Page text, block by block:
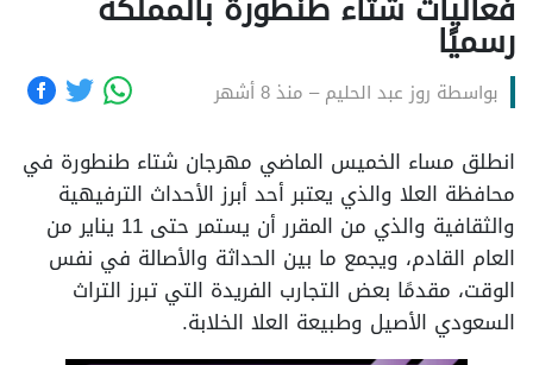
رسميًا
بواسطة روز عبد الحليم– منذ 8 أشهر
انطلق مساء الخميس الماضي مهرجان شتاء طنطورة في
محافظة العلا والذي يعتبر أحد أبرز الأحداث الترفيهية
والثقافية والذي من المقرر أن يستمر حتى 11 يناير من
العام القادم، ويجمع ما بين الحداثة والأصالة في نفس
الوقت، مقدمًا بعض التجارب الفريدة التي تبرز التراث
السعودي الأصيل وطبيعة العلا الخلابة.